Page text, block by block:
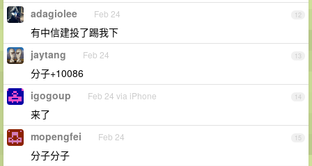
12
adagiolee Feb 24
有中信建投了踢我下
13
jaytang Feb 24
分子+10086
14
igogoup Feb 24 via iPhone
来了
15
mopengfei Feb 24
分子分子